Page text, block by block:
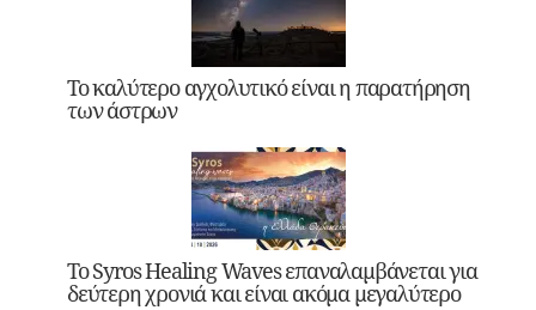
Το καλύτερο αγχολυτικό είναι η παρατήρηση
των άστρων
Το Syros Healing Waves επαναλαμβάνεται για
δεύτερη χρονιά και είναι ακόμα μεγαλύτερο